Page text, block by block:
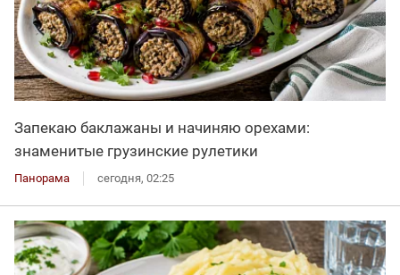
Запекаю баклажаны и начиняю орехами:
знаменитые грузинские рулетики
Панорама сегодня, 02:25